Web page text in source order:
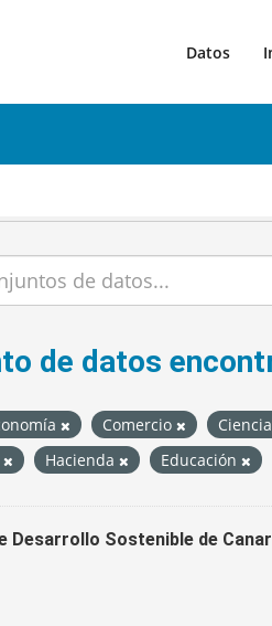
Datos
de datos
Comercio
Hacienda Educación
Desarrollo Sostenible de